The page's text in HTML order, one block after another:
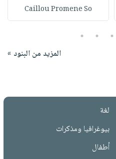
Caillou Promene So
3
4
5
المزيد من البنود »
لغة
بيوغرافيا ومذكرات
أطفال